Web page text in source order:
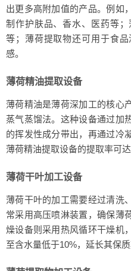
出更多高附加值的产品。例如
制作护肤品、香水、医药等
等；薄荷提取物还可用于食
感。
薄荷精油提取设备
薄荷精油是薄荷深加工的核心
蒸气蒸馏法。这种设备通过加
的挥发性成分带出，再通过冷
薄荷精油提取设备的提取率可
薄荷干叶加工设备
薄荷干叶的加工需要经过清洗
常采用高压喷淋装置，确保薄
燥设备则采用热风循环干燥机
至含水量低于10%，延长其保质